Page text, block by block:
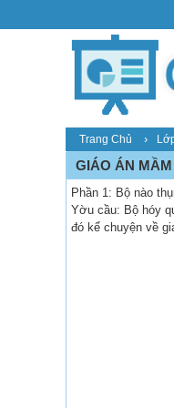
Trang Chủ ›
GIÁO ÁN
Phần 1: Bộ nào
Yờu cầu: Bộ hóy
đó kể chuyện về